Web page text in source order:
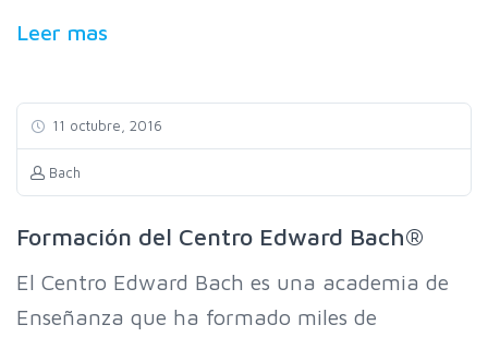
Leer mas
11 octubre, 2016
Bach
Formación del Centro Edward Bach®
El Centro Edward Bach es una academia de
Enseñanza que ha formado miles de